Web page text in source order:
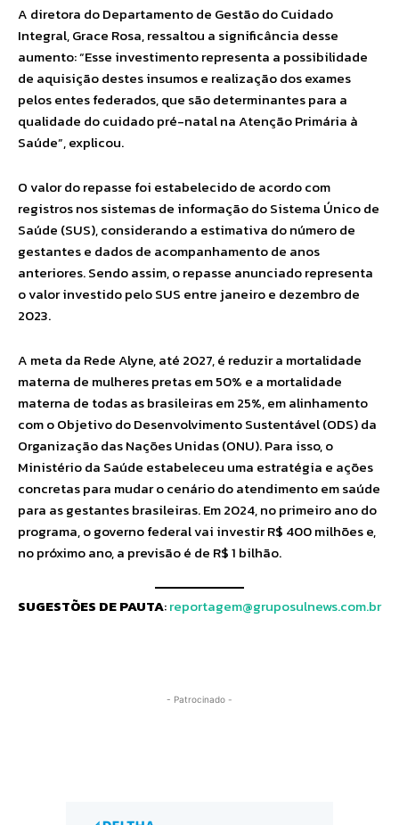
A diretora do Departamento de Gestão do Cuidado
Integral, Grace Rosa, ressaltou a significância desse
aumento: “Esse investimento representa a possibilidade
de aquisição destes insumos e realização dos exames
pelos entes federados, que são determinantes para a
qualidade do cuidado pré-natal na Atenção Primária à
Saúde”, explicou.
O valor do repasse foi estabelecido de acordo com
registros nos sistemas de informação do Sistema Único de
Saúde (SUS), considerando a estimativa do número de
gestantes e dados de acompanhamento de anos
anteriores. Sendo assim, o repasse anunciado representa
o valor investido pelo SUS entre janeiro e dezembro de
2023.
A meta da Rede Alyne, até 2027, é reduzir a mortalidade
materna de mulheres pretas em 50% e a mortalidade
materna de todas as brasileiras em 25%, em alinhamento
com o Objetivo do Desenvolvimento Sustentável (ODS) da
Organização das Nações Unidas (ONU). Para isso, o
Ministério da Saúde estabeleceu uma estratégia e ações
concretas para mudar o cenário do atendimento em saúde
para as gestantes brasileiras. Em 2024, no primeiro ano do
programa, o governo federal vai investir R$ 400 milhões e,
no próximo ano, a previsão é de R$ 1 bilhão.
SUGESTÕES DE PAUTA:reportagem@gruposulnews.com.br
- Patrocinado -